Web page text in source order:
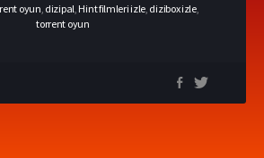
oyun dizipal Hint filmleri izle dizibox izle,
torrent oyun